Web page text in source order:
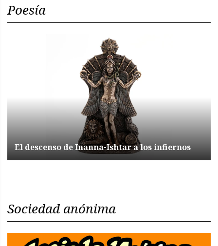
Poesía
El descenso de Inanna-Ishtar a los infiernos
Sociedad anónima